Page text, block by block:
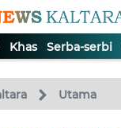
Khas Serba-serbi
Utama